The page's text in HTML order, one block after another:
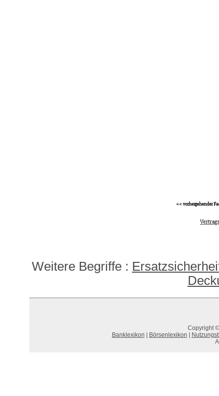
<< vorhergehender
Weitere Begriffe :
Copyright
Banklexikon
Börsenlexikon